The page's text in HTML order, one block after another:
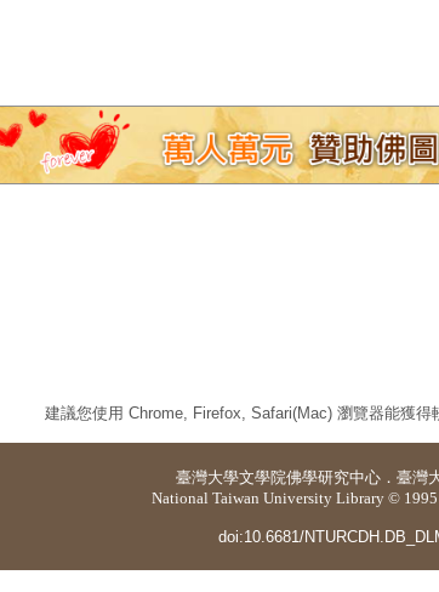
建議您使用 Chrome, Firefox, Safari(Mac) 瀏覽器能獲得
臺灣大學文學院佛學研究中心 ． 臺灣
National Taiwan University Library © 1995
doi:10.6681/